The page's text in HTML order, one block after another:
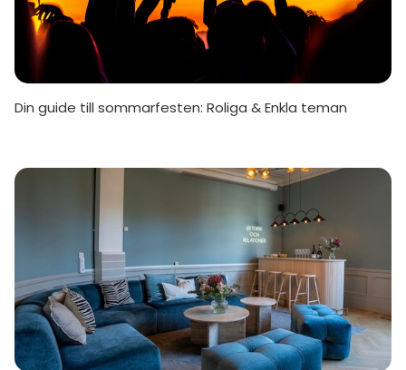
Din guide till sommarfesten: Roliga & Enkla teman